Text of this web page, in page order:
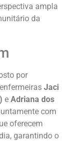
ampla
da
por
Jaci
e Adriana dos
com
oferecem
garantindo o